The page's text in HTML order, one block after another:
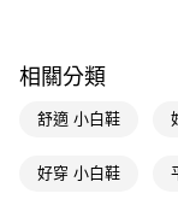
2.透過簡訊連結打開帳
帳／街口支付／iPASS
用戶於交易時，得透
結帳頁面，進行簡訊認
３．收到繳費通知簡
※ 請注意：結帳手續
購買商品的店家。未
付款後全家取貨
每筆NT$100，滿
每筆NT$100，滿
相關分類
舒適 小白鞋
好穿 小白鞋